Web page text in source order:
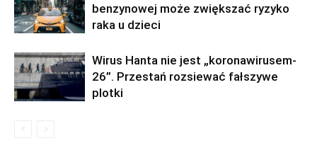
benzynowej może zwiększać ryzyko
raka u dzieci
Wirus Hanta nie jest „koronawirusem-
26”. Przestań rozsiewać fałszywe
plotki